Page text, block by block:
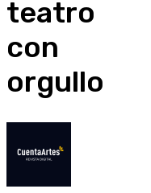
teatro
con
orgullo